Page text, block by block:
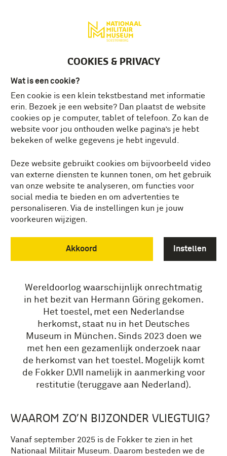
COOKIES & PRIVACY
Wat is een cookie?
Een cookie is een klein tekstbestand met informatie
erin. Bezoek je een website? Dan plaatst de website
cookies op je computer, tablet of telefoon. Zo kan de
website voor jou onthouden welke pagina’s je hebt
bekeken of welke gegevens je hebt ingevuld.
Deze website gebruikt cookies om bijvoorbeeld video
van externe diensten te kunnen tonen, om het gebruik
van onze website te analyseren, om functies voor
social media te bieden en om advertenties te
personaliseren. Via de instellingen kun je jouw
voorkeuren wijzigen.
Akkoord Instellen
FOKKER D.VII – ICOON UIT
DE LUCHTVAART
Wereldoorlog waarschijnlijk onrechtmatig
in het bezit van Hermann Göring gekomen.
Het toestel, met een Nederlandse
herkomst, staat nu in het Deutsches
Museum in München. Sinds 2023 doen we
met hen een gezamenlijk onderzoek naar
de herkomst van het toestel. Mogelijk komt
de Fokker D.VII namelijk in aanmerking voor
restitutie (teruggave aan Nederland).
WAAROM ZO’N BIJZONDER VLIEGTUIG?
Vanaf september 2025 is de Fokker te zien in het
Nationaal Militair Museum. Daarom besteden we de